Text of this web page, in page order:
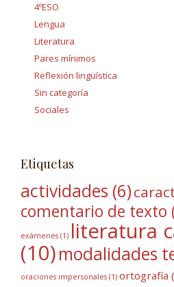
4ºESO
Lengua
Literatura
Pares mínimos
Reflexión lingüística
Sin categoría
Sociales
Etiquetas
actividades (6)
comentario de texto
exámenes (1) literatura
(10)modalidades
oraciones impersonales (1) ortografía